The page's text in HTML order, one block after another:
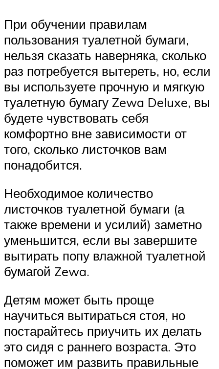
При обучении правилам
пользования туалетной бумаги,
нельзя сказать наверняка, сколько
раз потребуется вытереть, но, если
вы используете прочную и мягкую
туалетную бумагу Zewa Deluxe, вы
будете чувствовать себя
комфортно вне зависимости от
того, сколько листочков вам
понадобится.
Необходимое количество
листочков туалетной бумаги (а
также времени и усилий) заметно
уменьшится, если вы завершите
вытирать попу влажной туалетной
бумагой Zewa.
Детям может быть проще
научиться вытираться стоя, но
постарайтесь приучить их делать
это сидя с раннего возраста. Это
поможет им развить правильные